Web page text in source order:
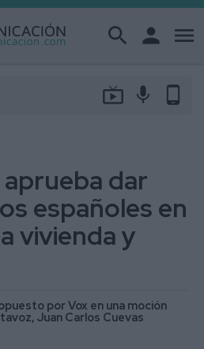
search person menu
live_tv mic phone_android
dar
españoles en
vivienda y
por Vox en una moción
Juan Carlos Cuevas